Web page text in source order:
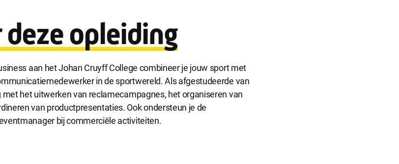
functionele rol binnen de website. De cookies zorgen ervoor dat de
inzicht in hoe de website wordt gebruikt. Op basis van deze informatie
maken.
cookies delen individuele gegevens over jouw surfgedrag op onze website.
opleiding
aan het Johan Cruyff College combineer je jouw sport met
in de sportwereld. Als afgestudeerde van
met het uitwerken van reclamecampagnes, het organiseren van
van productpresentaties. Ook ondersteun je de
bij commerciële activiteiten.